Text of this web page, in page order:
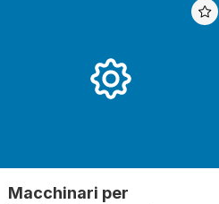
Macchinari per